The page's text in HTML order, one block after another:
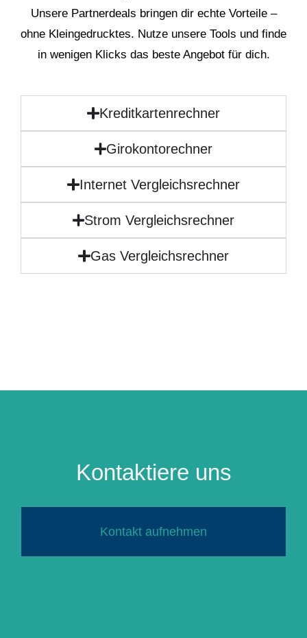
Unsere Partnerdeals bringen dir echte Vorteile –
ohne Kleingedrucktes. Nutze unsere Tools und finde
in wenigen Klicks das beste Angebot für dich.
Kreditkartenrechner
Girokontorechner
Internet Vergleichsrechner
Strom Vergleichsrechner
Gas Vergleichsrechner
Kontaktiere uns
Kontakt aufnehmen